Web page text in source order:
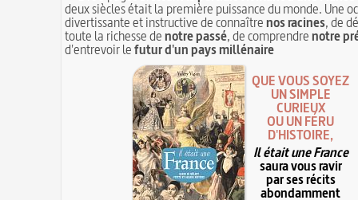
deux siècles était la première puissance du monde. Une
divertissante et instructive de connaîtrenos racines, de
toute la richesse denotre passé, de comprendrenotre
d'entrevoir lefutur d'un pays millénaire
QUE VOUS SOYEZ
UN SIMPLE
CURIEUX
OU UN FÉRU
D'HISTOIRE,
Il était une France
saura vous ravir
par ses récits
abondamment